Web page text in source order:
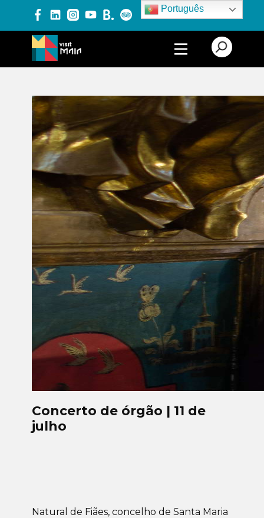
Português
PRODUTOS E SERVIÇOS
EXPERIÊNCIAS
EVENTOS
BLOG
Concerto de órgão | 11 de
julho
Natural de Fiães, concelho de Santa Maria